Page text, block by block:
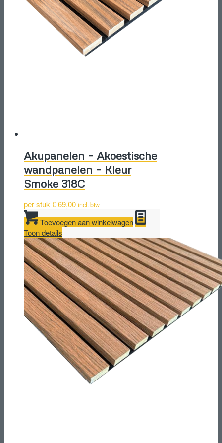
Akupanelen – Akoestische
wandpanelen – Kleur
Smoke 318C
per stuk€69,00 incl. btw
Toevoegen aan winkelwagen
Toon details